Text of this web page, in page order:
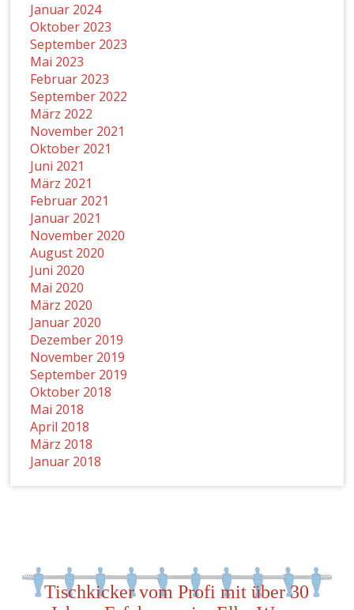
Januar 2024
Oktober 2023
September 2023
Mai 2023
Februar 2023
September 2022
März 2022
November 2021
Oktober 2021
Juni 2021
März 2021
Februar 2021
Januar 2021
November 2020
August 2020
Juni 2020
Mai 2020
März 2020
Januar 2020
Dezember 2019
November 2019
September 2019
Oktober 2018
Mai 2018
April 2018
März 2018
Januar 2018
Tischkicker vom Profi mit über 30